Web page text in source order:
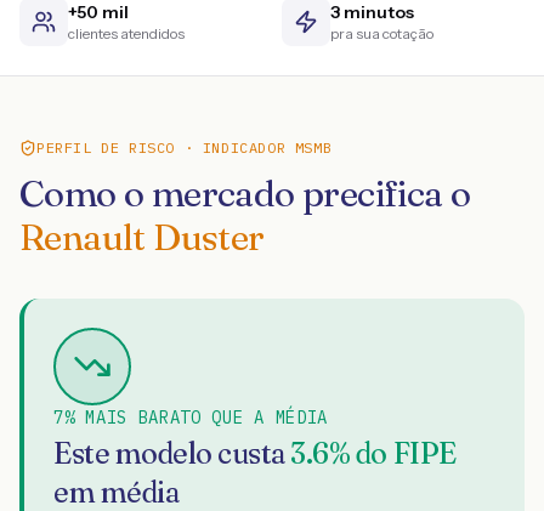
+50 mil
clientes atendidos
3 minutos
pra sua cotação
PERFIL DE RISCO · INDICADOR MSMB
Como o mercado precifica o
Renault Duster
7% MAIS BARATO QUE A MÉDIA
Este modelo custa3.6% do FIPE
em média